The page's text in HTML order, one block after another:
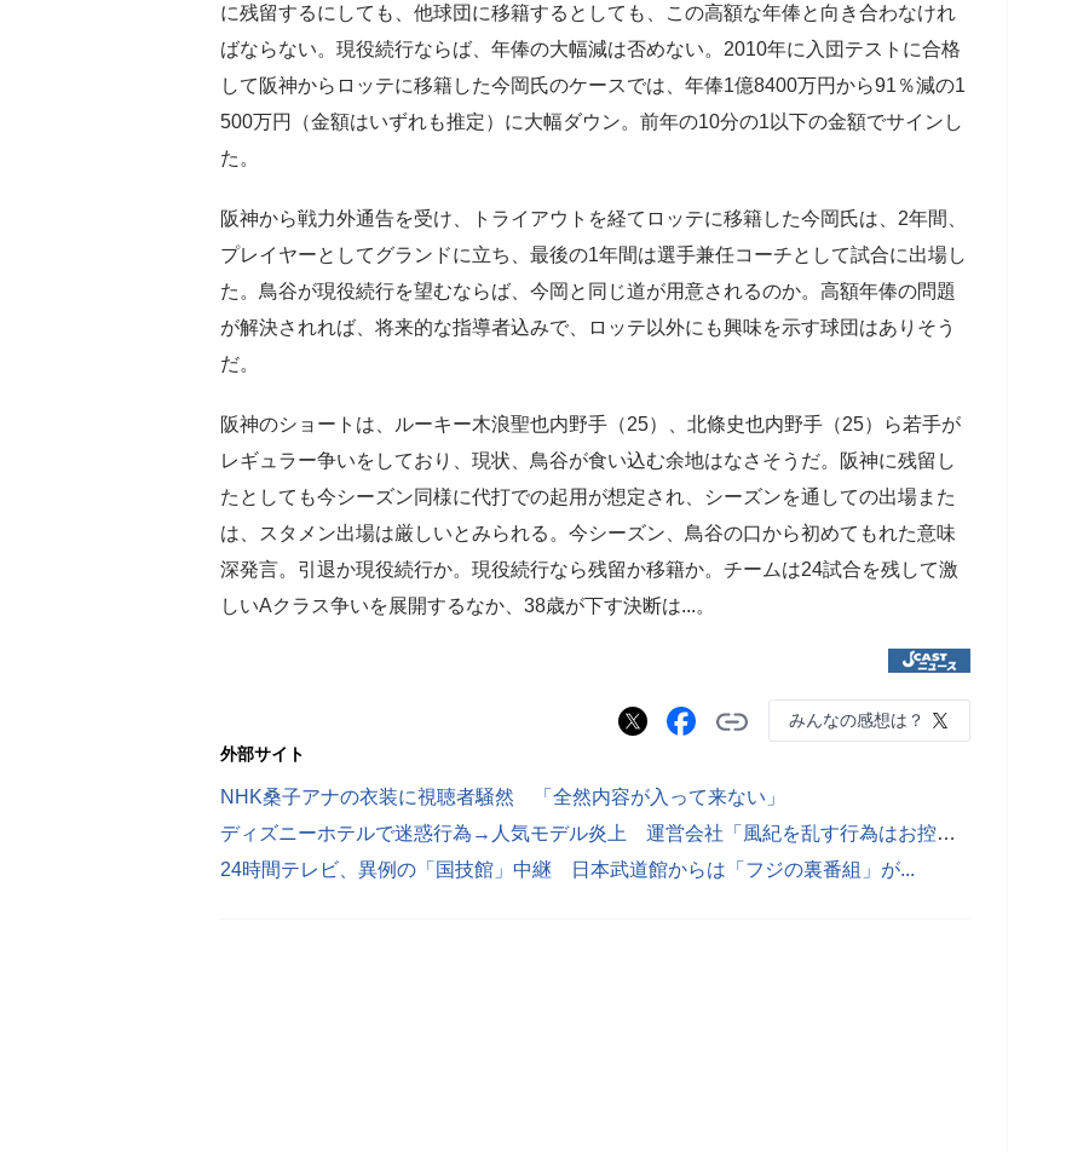
に残留するにしても、他球団に移籍するとしても、この高額な年俸と向き合わなけれ
ばならない。現役続行ならば、年俸の大幅減は否めない。2010年に入団テストに合格
して阪神からロッテに移籍した今岡氏のケースでは、年俸1億8400万円から91％減の1
500万円（金額はいずれも推定）に大幅ダウン。前年の10分の1以下の金額でサインし
た。
阪神から戦力外通告を受け、トライアウトを経てロッテに移籍した今岡氏は、2年間、
プレイヤーとしてグランドに立ち、最後の1年間は選手兼任コーチとして試合に出場し
た。鳥谷が現役続行を望むならば、今岡と同じ道が用意されるのか。高額年俸の問題
が解決されれば、将来的な指導者込みで、ロッテ以外にも興味を示す球団はありそう
だ。
阪神のショートは、ルーキー木浪聖也内野手（25）、北條史也内野手（25）ら若手が
レギュラー争いをしており、現状、鳥谷が食い込む余地はなさそうだ。阪神に残留し
たとしても今シーズン同様に代打での起用が想定され、シーズンを通しての出場また
は、スタメン出場は厳しいとみられる。今シーズン、鳥谷の口から初めてもれた意味
深発言。引退か現役続行か。現役続行なら残留か移籍か。チームは24試合を残して激
しいAクラス争いを展開するなか、38歳が下す決断は...。
みんなの感想は？
外部サイト
NHK桑子アナの衣装に視聴者騒然 「全然内容が入って来ない」
ディズニーホテルで迷惑行為→人気モデル炎上 運営会社「風紀を乱す行為はお控え頂きたい」
24時間テレビ、異例の「国技館」中継 日本武道館からは「フジの裏番組」が...